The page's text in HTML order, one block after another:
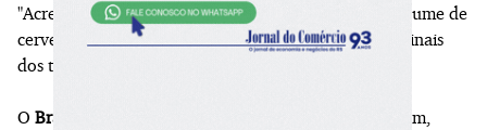
"Acreditamos que a concentração do aumento no volume de
cerveja provém de jogos que avançam para as fases finais
dos torneios", dizem os analistas do Morgan Stanley.
O Brasil
amargou uma derrota para a Noruega e, assim,